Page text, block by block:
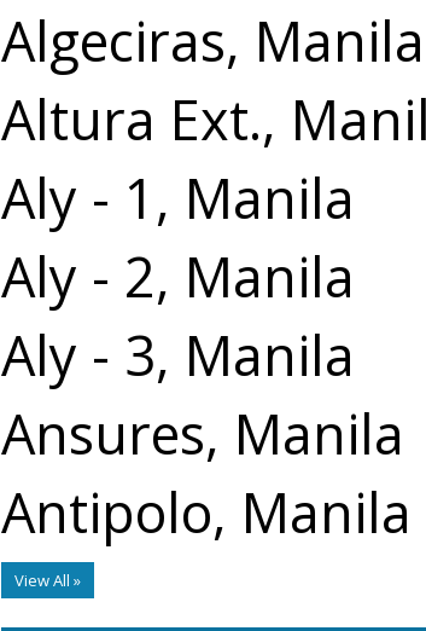
Algeciras, Manila
Altura Ext.,
Aly - 1, Manila
Aly - 2, Manila
Aly - 3, Manila
Ansures, Manila
Antipolo, Manila
View All »